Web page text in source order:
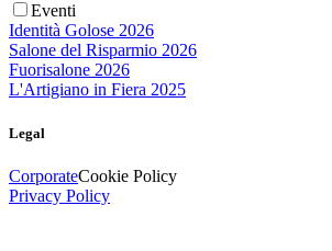
Eventi
Identità Golose 2026
Salone del Risparmio 2026
Fuorisalone 2026
L'Artigiano in Fiera 2025
Legal
CorporateCookie Policy
Privacy Policy